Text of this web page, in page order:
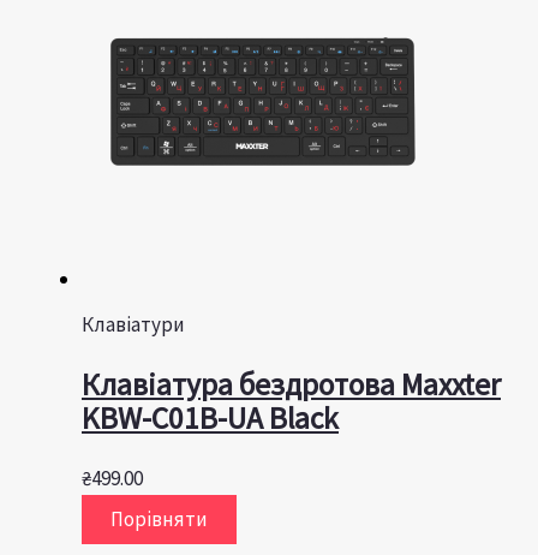
Клавіатури
Клавiатура бездротова Maxxter
KBW-C01B-UA Black
₴499.00
Порівняти